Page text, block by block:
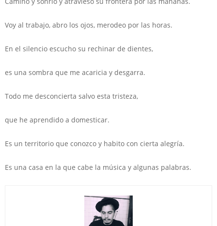
Voy al trabajo, abro los ojos, merodeo por las horas.
En el silencio escucho su rechinar de dientes,
es una sombra que me acaricia y desgarra.
Todo me desconcierta salvo esta tristeza,
que he aprendido a domesticar.
Es un territorio que conozco y habito con cierta alegría.
Es una casa en la que cabe la música y algunas palabras.